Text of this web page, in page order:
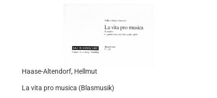
Haase-Altendorf, Hellmut
La vita pro musica (Blasmusik)